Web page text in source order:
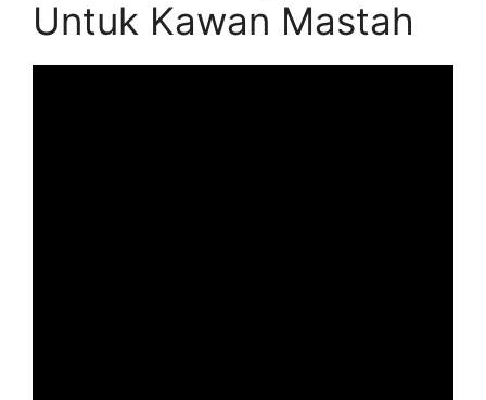
Untuk Kawan Mastah